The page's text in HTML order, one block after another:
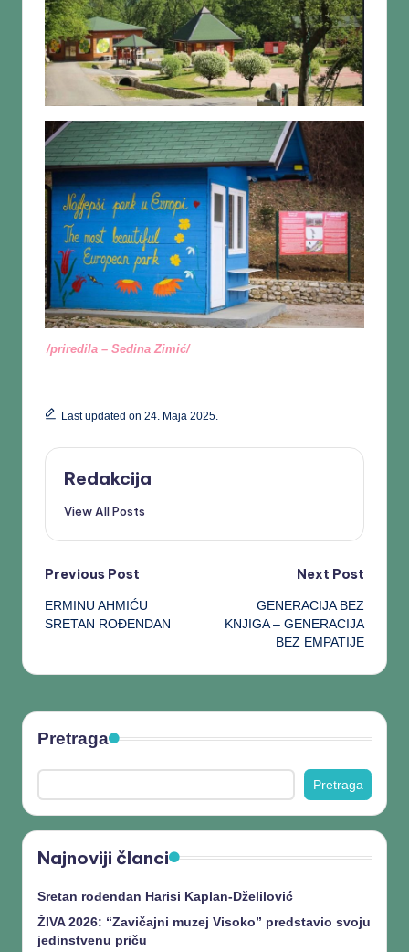
/priredila – Sedina Zimić/
Last updated on 24. Maja 2025.
Redakcija
View All Posts
Previous Post
ERMINU AHMIĆU
SRETAN ROĐENDAN
Next Post
GENERACIJA BEZ
KNJIGA – GENERACIJA
BEZ EMPATIJE
Pretraga
Pretraga
Najnoviji članci
Sretan rođendan Harisi Kaplan-Dželilović
ŽIVA 2026: “Zavičajni muzej Visoko” predstavio svoju
jedinstvenu priču